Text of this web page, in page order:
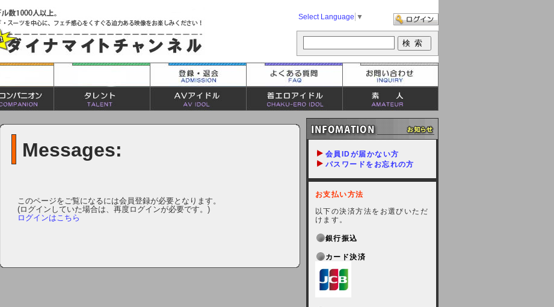
Select Language ▼
Messages:
このページをご覧になるには会員登録が必要となります。
(ログインしていた場合は、再度ログインが必要です。)
ログインはこちら
会員IDが届かない方
パスワードをお忘れの方
お支払い方法
以下の決済方法をお選びいただ
けます。
銀行振込
カード決済